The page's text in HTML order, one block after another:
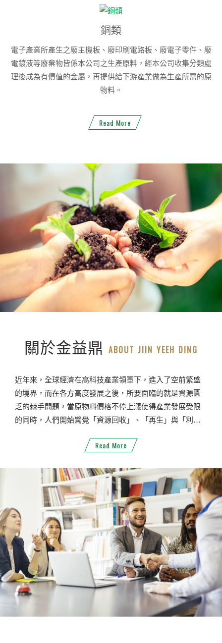
銅類
電子產業所產生之廢主機板、廢印刷電路板、廢電子零件、廢
電鍍液等廢棄物皆係本公司之生產原料，經本公司收集分類處
理後成為有價值的金屬，再提供給下游產業做為生產所需的原
物料。
Read More
關於金益鼎 ABOUT JIIN YEEH DING
近年來，全球經濟在高科技產業領軍下，進入了空前繁盛
的境界，而在各方高度發展之後，所要面臨的就是資源匱
乏的棘手問題，當原物料價格不停上漲使得產業發展受限
的同時，人們開始驚覺「資源回收」、「再生」與「利
子廢棄物的惱人問題，也為您的產品創造出新的價值與利
心，期盼與您結盟為友，一路上相輔相成，攜手共創「綠
色科技產業」的新願景。
Read More